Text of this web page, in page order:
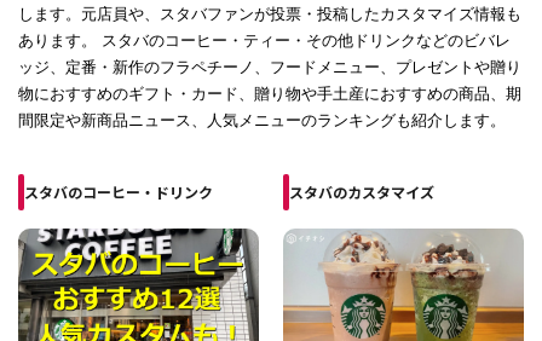
します。元店員や、スタバファンが投票・投稿したカスタマイズ情報も
あります。 スタバのコーヒー・ティー・その他ドリンクなどのビバレ
ッジ、定番・新作のフラペチーノ、フードメニュー、プレゼントや贈り
物におすすめのギフト・カード、贈り物や手土産におすすめの商品、期
間限定や新商品ニュース、人気メニューのランキングも紹介します。
スタバのコーヒー・ドリンク スタバのカスタマイズ